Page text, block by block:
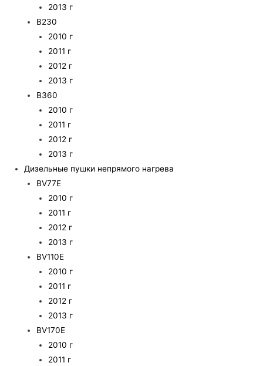
2013 г
B230
2010 г
2011 г
2012 г
2013 г
B360
2010 г
2011 г
2012 г
2013 г
Дизельные пушки непрямого нагрева
BV77E
2010 г
2011 г
2012 г
2013 г
BV110E
2010 г
2011 г
2012 г
2013 г
BV170E
2010 г
2011 г